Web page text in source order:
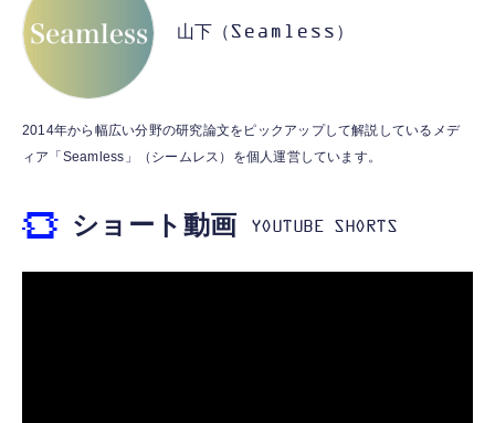
MFi認証 【ハイレゾ音質】 内蔵DAC 遅延な
し 48ビット/96KHz 音量調節対応
【HIFI音質】iphone イヤホンジャック ライ
トニング イヤホン 変換 MFI認証 4極 内蔵
￥999
ット）
￥53,900
霊界コミュニケーションロボット BAKETAN
WARASHI ばけたん ワラシ 桃 MOMO
ジングベース付き ロペット 充電ベース付き
山下（Seamless）
2014年から幅広い分野の研究論文をピックアップして解説しているメデ
ィア「Seamless」（シームレス）を個人運営しています。
ショート動画